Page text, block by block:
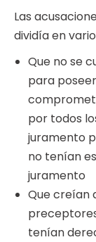
Las
dividía en
Que no se
para
por todos
juramento
no tenían
juramento
Que creían
tenían